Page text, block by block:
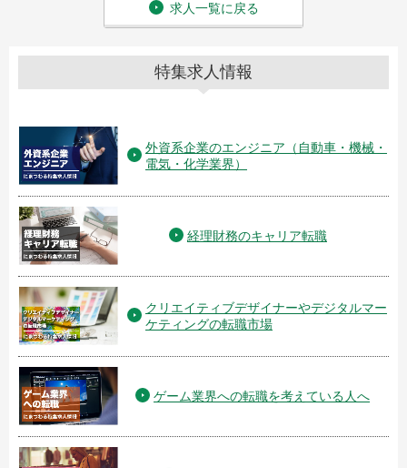
求人一覧に戻る
特集求人情報
外資系企業のエンジニア（自動車・機械・
電気・化学業界）
経理財務のキャリア転職
クリエイティブデザイナーやデジタルマー
ケティングの転職市場
ゲーム業界への転職を考えている人へ